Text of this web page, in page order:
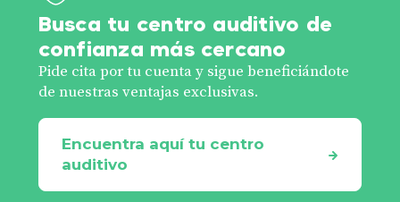
Busca tu centro auditivo de
confianza más cercano
Pide cita por tu cuenta y sigue beneficiándote
de nuestras ventajas exclusivas.
Encuentra aquí tu centro
auditivo